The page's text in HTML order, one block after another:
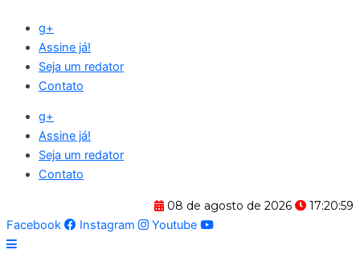
para
conteúdo
g+
Assine já!
Seja um redator
Contato
g+
Assine já!
Seja um redator
Contato
08 de agosto de 2026
17:21:00
Facebook
Instagram Youtube